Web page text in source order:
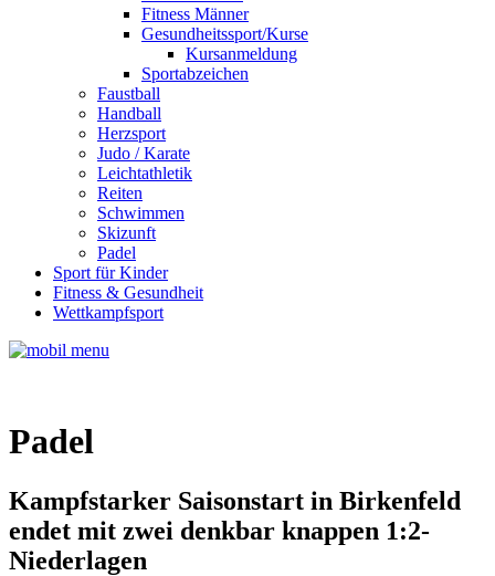
Fitness Männer
Gesundheitssport/Kurse
Kursanmeldung
Sportabzeichen
Faustball
Handball
Herzsport
Judo / Karate
Leichtathletik
Reiten
Schwimmen
Skizunft
Padel
Sport für Kinder
Fitness & Gesundheit
Wettkampfsport
Padel
Kampfstarker Saisonstart in Birkenfeld
endet mit zwei denkbar knappen 1:2-
Niederlagen